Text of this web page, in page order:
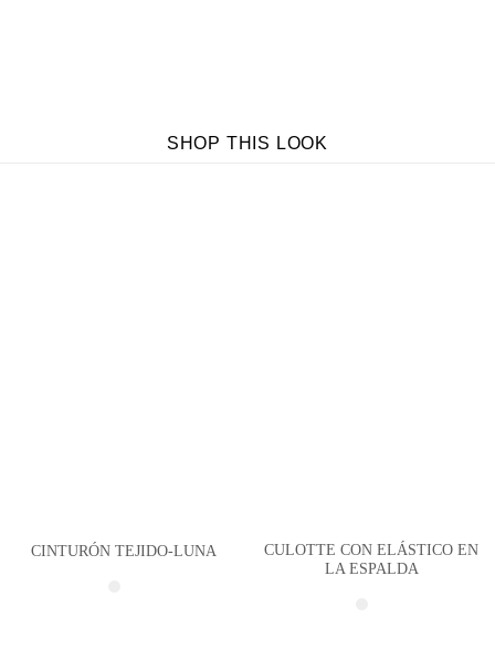
SHOP THIS LOOK
CINTURÓN TEJIDO-LUNA
CULOTTE CON ELÁSTICO EN
LA ESPALDA